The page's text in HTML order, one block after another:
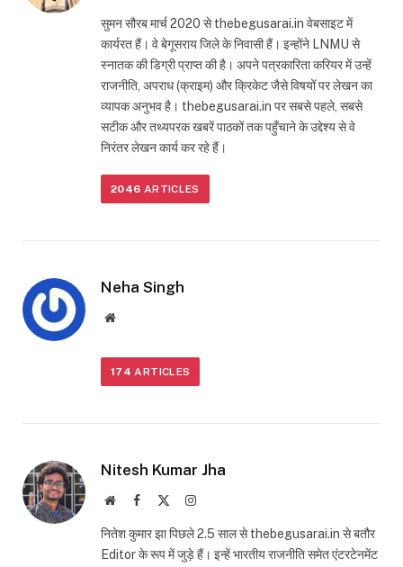
सुमन सौरब मार्च 2020 से thebegusarai.in वेबसाइट में
कार्यरत हैं। वे बेगूसराय जिले के निवासी हैं। इन्होंने LNMU से
स्नातक की डिग्री प्राप्त की है। अपने पत्रकारिता करियर में उन्हें
राजनीति, अपराध (क्राइम) और क्रिकेट जैसे विषयों पर लेखन का
व्यापक अनुभव है। thebegusarai.in पर सबसे पहले, सबसे
सटीक और तथ्यपरक खबरें पाठकों तक पहुँचाने के उद्देश्य से वे
निरंतर लेखन कार्य कर रहे हैं।
2046 ARTICLES
Neha Singh
Website
174 ARTICLES
Nitesh Kumar Jha
WebsiteFacebook Instagram
नितेश कुमार झा पिछले 2.5 साल से thebegusarai.in से बतौर
Editor के रूप में जुड़े हैं। इन्हें भारतीय राजनीति समेत एंटरटेनमेंट